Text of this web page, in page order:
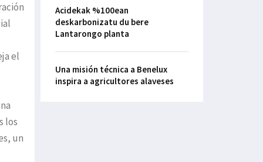
el
los
un
Acidekak %100ean
deskarbonizatu du bere
Lantarongo planta
Una misión técnica a Benelux
inspira a agricultores alaveses